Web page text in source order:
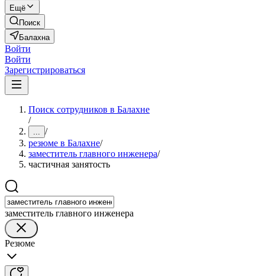
Ещё
Поиск
Балахна
Войти
Войти
Зарегистрироваться
Поиск сотрудников в Балахне
/
... /
резюме в Балахне/
заместитель главного инженера/
частичная занятость
заместитель главного инженера
Резюме